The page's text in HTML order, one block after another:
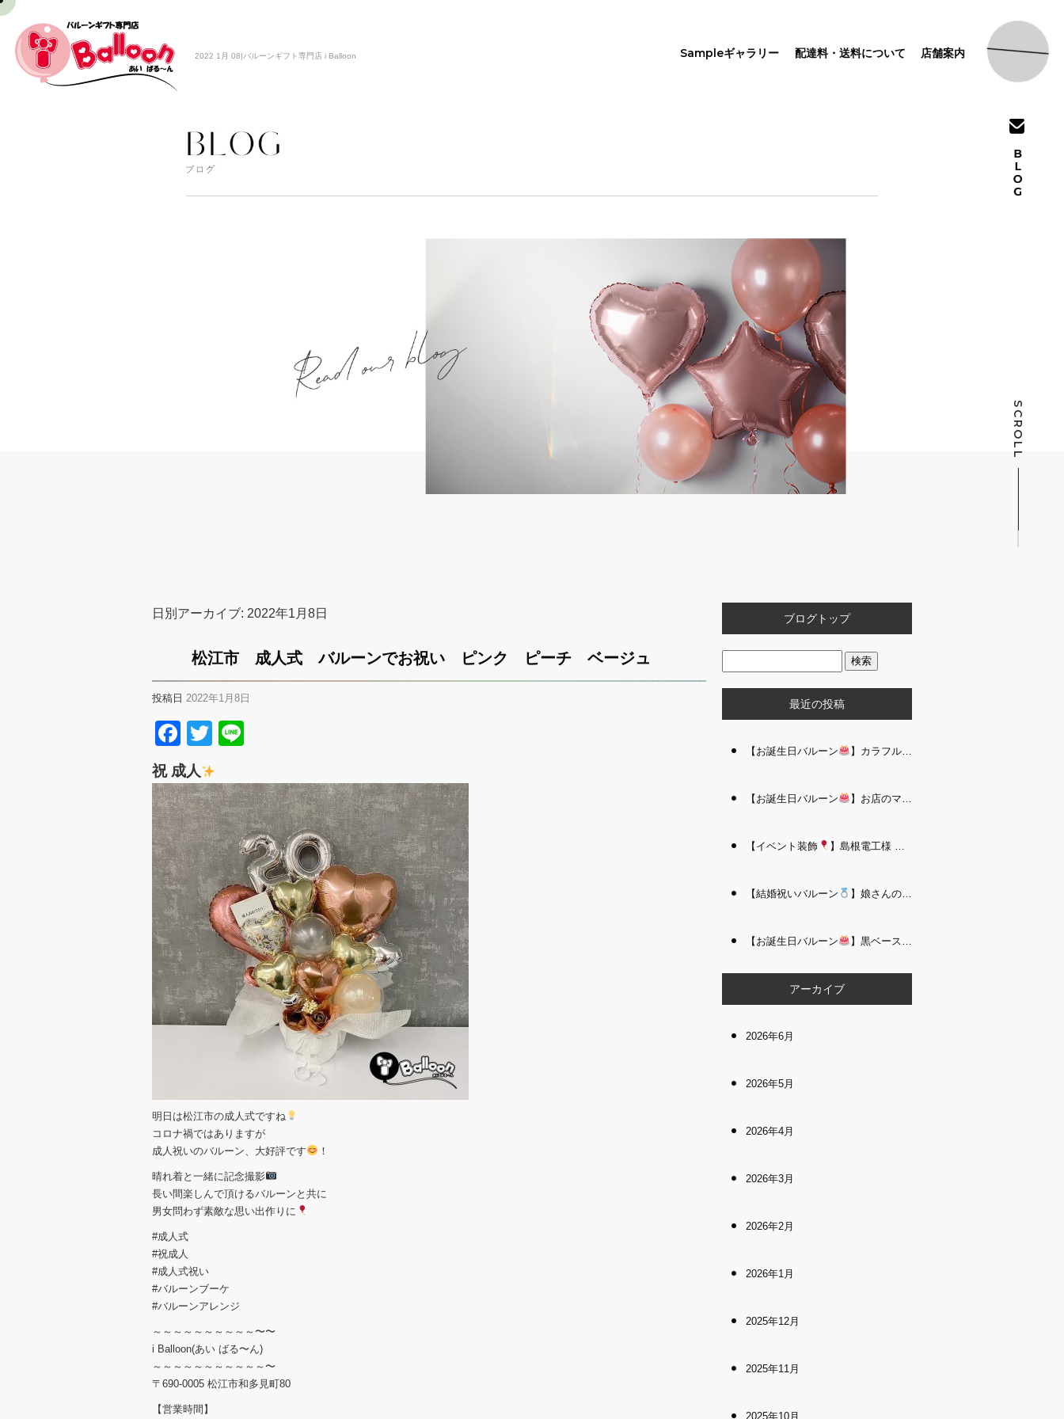
2022 1月 08|バルーンギフト専門店 i Balloon Sampleギャラリー 配達料・送料について 店舗案内
SCROLL
日別アーカイブ: 2022年1月8日
松江市 成人式 バルーンでお祝い ピンク ピーチ ベージュ
投稿日 2022年1月8日
Facebook
Twitter
祝 成人
明日は松江市の成人式ですね
コロナ禍ではありますが
成人祝いのバルーン、大好評です
！
晴れ着と一緒に記念撮影
長い間楽しんで頂けるバルーンと共に
男女問わず素敵な思い出作りに
#成人式
#祝成人
#成人式祝い
#バルーンブーケ
#バルーンアレンジ
～～～～～～～～～～〜〜
i Balloon(あい ばる〜ん)
～～～～～～～～～～～〜
〒690-0005 松江市和多見町80
【営業時間】
ブログトップ
最近の投稿
【お誕生日バルーン 】カラフルで存在感たっぷりのバルーンタワー｜松江 i Balloo n
【お誕生日バルーン 】お店のママさんへの華やかなお祝いに｜シャンパン付き豪 華バルーンアレンジメント｜松江 i Balloon
【イベント装飾 】島根電工様 お客様感謝祭｜入口アーチ＆キッズコーナー装飾 を担当しました｜松江 i Balloon
【結婚祝いバルーン 】娘さんのご結婚祝いに｜ウェディングベアとフラワーイン バルーンが華やかなバルーンアレンジメント｜松江 i Balloon
【お誕生日バルーン 】黒ベース×ヒョウ柄がおしゃれ
アーカイブ
2026年6月
2026年5月
2026年4月
2026年3月
2026年2月
2026年1月
2025年12月
2025年11月
2025年10月